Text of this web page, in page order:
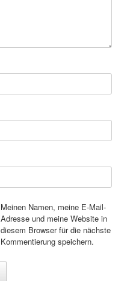
Meinen Namen, meine E-Mail-
Adresse und meine Website in
diesem Browser für die nächste
Kommentierung speichern.